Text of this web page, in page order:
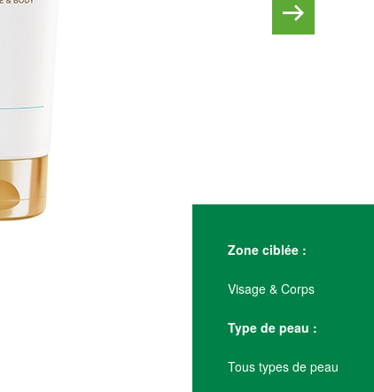
Zone ciblée :
Visage & Corps
Type de peau :
Tous types de peau